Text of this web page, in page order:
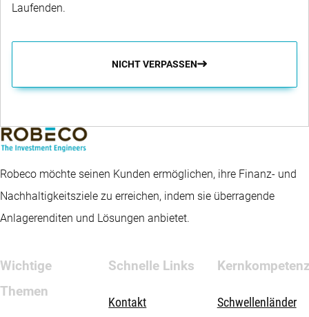
Laufenden.
NICHT VERPASSEN
Robeco möchte seinen Kunden ermöglichen, ihre Finanz- und
Nachhaltigkeitsziele zu erreichen, indem sie überragende
Anlagerenditen und Lösungen anbietet.
Wichtige
Themen
Schnelle Links
Kontakt
Schwellenländer